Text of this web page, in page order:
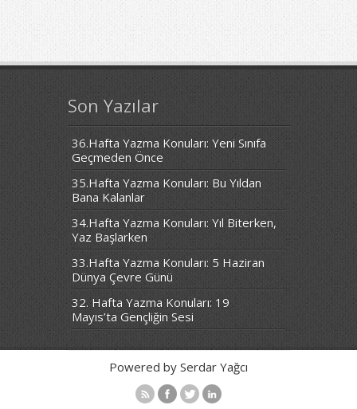
Son Yazılar
36.Hafta Yazma Konuları: Yeni Sınıfa
Geçmeden Önce
35.Hafta Yazma Konuları: Bu Yıldan
Bana Kalanlar
34.Hafta Yazma Konuları: Yıl Biterken,
Yaz Başlarken
33.Hafta Yazma Konuları: 5 Haziran
Dünya Çevre Günü
32. Hafta Yazma Konuları: 19
Mayıs’ta Gençliğin Sesi
Powered by Serdar Yağcı